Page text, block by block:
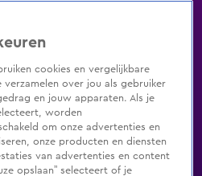
Zenders Genres
Shop
cookies en vergelijkbare
over jou als gebruiker
en jouw apparaten. Als je
worden
om onze advertenties en
onze producten en diensten
van advertenties en content
opslaan” selecteert of je